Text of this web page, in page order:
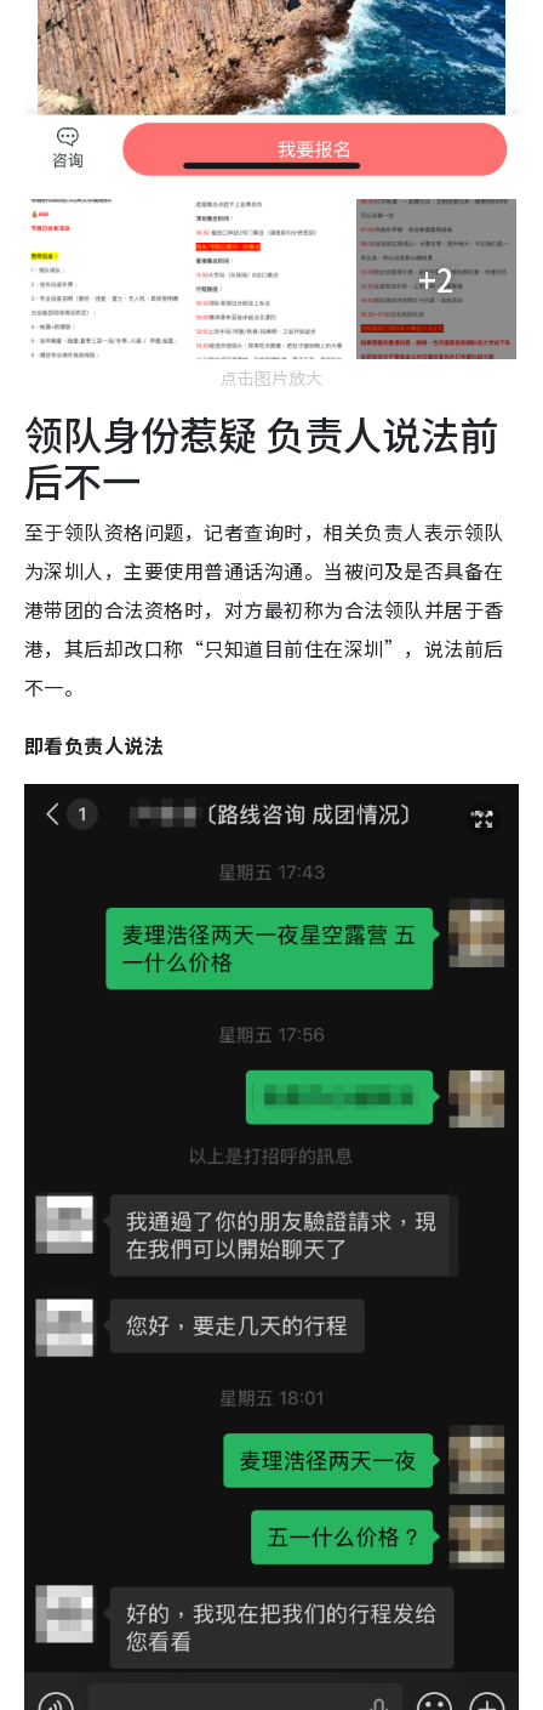
+2
点击图片放大
领队身份惹疑 负责人说法前
后不一
至于领队资格问题，记者查询时，相关负责人表示领队
为深圳人，主要使用普通话沟通。当被问及是否具备在
港带团的合法资格时，对方最初称为合法领队并居于香
港，其后却改口称“只知道目前住在深圳”，说法前后
不一。
即看负责人说法